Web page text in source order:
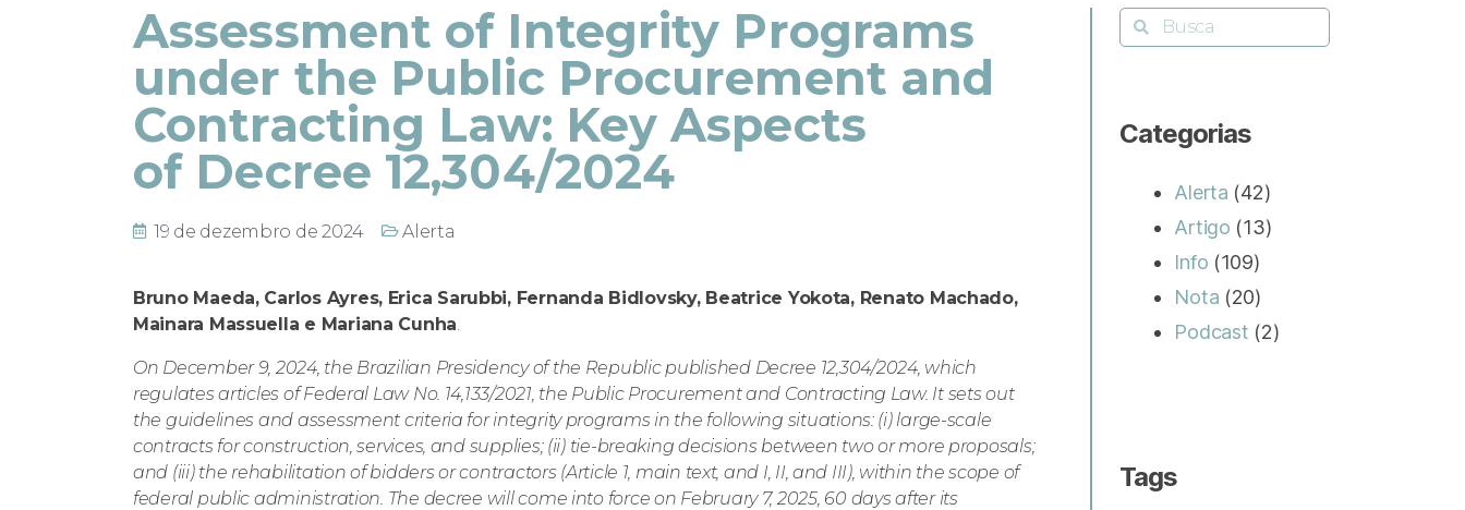
Assessment of Integrity Programs
under the Public Procurement and
Contracting Law: Key Aspects
of Decree 12,304/2024
19 de dezembro de 2024 Alerta
Bruno Maeda, Carlos Ayres, Erica Sarubbi, Fernanda Bidlovsky, Beatrice Yokota, Renato Machado,
Mainara Massuella e Mariana Cunha
On December 9, 2024, the Brazilian Presidency of the Republic published Decree 12,304/2024, which
regulates articles of Federal Law No. 14,133/2021, the Public Procurement and Contracting Law. It sets out
the guidelines and assessment criteria for integrity programs in the following situations: (i) large-scale
contracts for construction, services, and supplies; (ii) tie-breaking decisions between two or more proposals;
and (iii) the rehabilitation of bidders or contractors (Article 1, main text, and I, II, and III), within the scope of
federal public administration. The decree will come into force on February 7, 2025, 60 days after its
Categorias
Alerta (42)
Artigo (13)
Info (109)
Nota (20)
Podcast (2)
Tags